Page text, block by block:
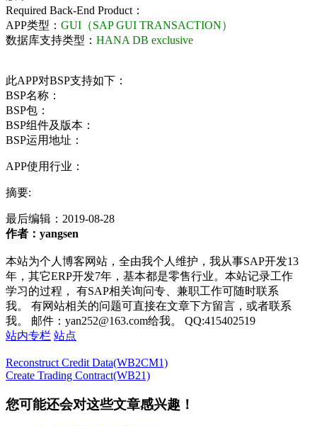
Required Back-End Product：
APP类型： GUI（SAP GUI TRANSACTION）
数据库支持类型： HANA DB exclusive
此APP对BSP支持如下：
BSP名称：
BSP包：
BSP组件及版本：
BSP运用地址：
APP使用行业：
摘要:
最后编辑： 2019-08-28
作者：yangsen
本站为个人博客网站，全由我个人维护，我从事SAP开发13
年，其它ERP开发7年，基本都是零售行业。本站记录工作
学习的过程， 有SAP相关询问专、兼职工作可随时联系
我。 有网站相关的问题可直接在文章下方留言，或者联系
我。 邮件：yan252@163.com给我。 QQ:415402519
站内专栏 站点
Reconstruct Credit Data(WB2CM1)
Create Trading Contract(WB21)
您可能还会对这些文章感兴趣！